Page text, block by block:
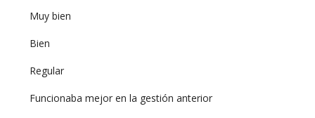
Muy bien
Bien
Regular
Funcionaba mejor en la gestión anterior